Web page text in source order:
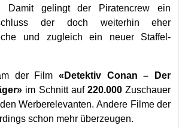
Damit gelingt der Piratencrew ein
der doch weiterhin eher
und zugleich ein neuer Staffel-
der Film«Detektiv Conan – Der
im Schnitt auf220.000Zuschauer
Werberelevanten. Andere Filme der
schon mehr überzeugen.